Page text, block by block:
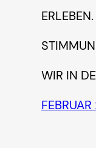
RLEBEN.
IR IN